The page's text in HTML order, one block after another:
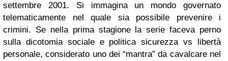
settembre 2001. Si immagina un mondo governato
telematicamente nel quale sia possibile prevenire i
crimini. Se nella prima stagione la serie faceva perno
sulla dicotomia sociale e politica sicurezza vs libertà
personale, considerato uno dei “mantra” da cavalcare nel